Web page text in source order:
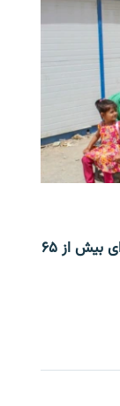
حکومت طالبان، از توزیع زمین‌های رهایشی برای بیش از ۶۵